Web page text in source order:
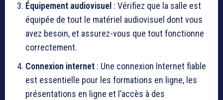
Équipement audiovisuel : Vérifiez que la salle est
équipée de tout le matériel audiovisuel dont vous
avez besoin, et assurez-vous que tout fonctionne
correctement.
Connexion internet : Une connexion Internet fiable
est essentielle pour les formations en ligne, les
présentations en ligne et l’accès à des